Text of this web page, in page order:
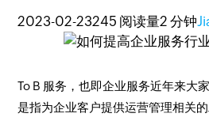
2023-02-23245 阅读量2 分钟
To B 服务 ，也即企业服务近年来大
是指为企业客户提供运营管理相关